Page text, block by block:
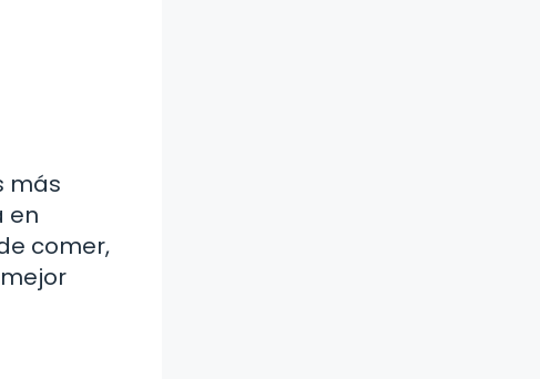
más
en
comer,